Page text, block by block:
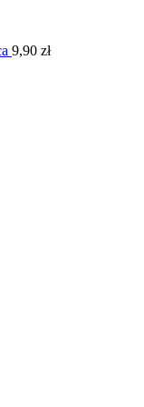
9,90 zł